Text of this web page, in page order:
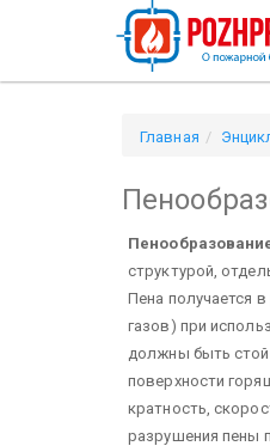
Главная
структурой,
Пена получается
газов) при
должны быть
поверхности
кратность,
разрушения пены